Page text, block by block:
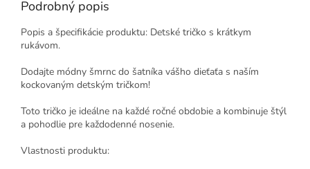
Podrobný popis
Popis a špecifikácie produktu: Detské tričko s krátkym
rukávom.
Dodajte módny šmrnc do šatníka vášho dieťaťa s naším
kockovaným detským tričkom!
Toto tričko je ideálne na každé ročné obdobie a kombinuje štýl
a pohodlie pre každodenné nosenie.
Vlastnosti produktu: